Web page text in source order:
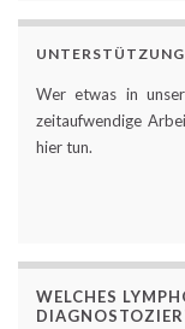
UNTERSTÜTZUNG
Wer etwas in
zeitaufwendige
hier tun.
WELCHES